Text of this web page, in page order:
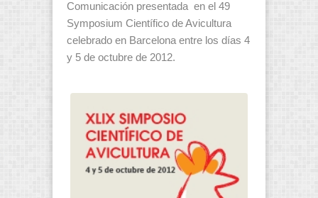
Comunicación presentada en el 49
Symposium Científico de Avicultura
celebrado en Barcelona entre los días 4
y 5 de octubre de 2012.